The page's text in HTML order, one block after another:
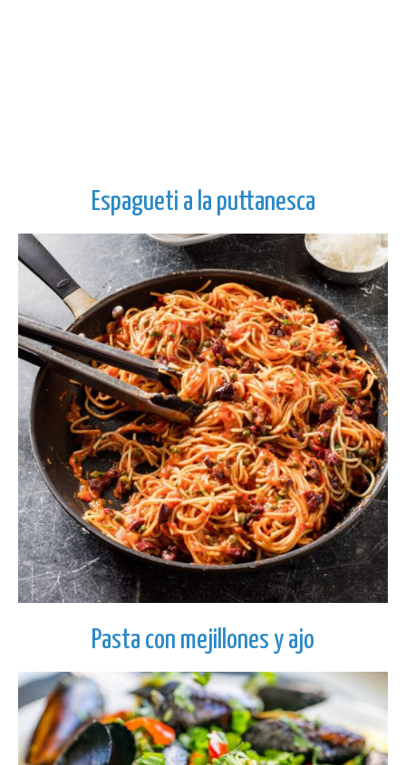
Espagueti a la puttanesca
Pasta con mejillones y ajo